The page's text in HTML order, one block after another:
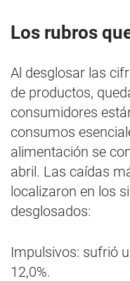
Los rubros
Al desglosar las
de productos,
consumidores
consumos
alimentación se
abril. Las caídas
localizaron en los
desglosados:
Impulsivos: sufrió
12,0%.